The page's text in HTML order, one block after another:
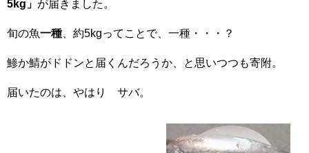
5kg」 が届きました。
旬の魚一種 、約5kgってことで、一種・・・？
鯵か鯖がドドンと届くんだろうか、と思いつつも寄附。
届いたのは、やはり サバ。